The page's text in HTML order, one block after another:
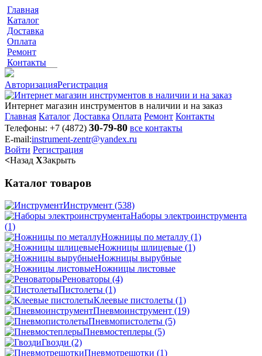
Главная
Каталог
Доставка
Оплата
Ремонт
Контакты
АвторизацияРегистрация
Интернет магазин инструментов в наличии и на заказ
Главная Каталог Доставка Оплата Ремонт Контакты
Телефоны: +7 (4872) 30-79-80 все контакты
E-mail:instrument-zentr@yandex.ru
Войти Регистрация
<Назад XЗакрыть
Каталог товаров
Инструмент (538)
Наборы электроинструмента
(1)
Ножницы по металлу (1)
Ножницы шлицевые (1)
Ножницы вырубные
Ножницы листовые
Реноваторы (4)
Пистолеты (1)
Клеевые пистолеты (1)
Пневмоинструмент (19)
Пневмопистолеты (5)
Пневмостеплеры (5)
Гвозди (2)
Пневмотрещотки (1)